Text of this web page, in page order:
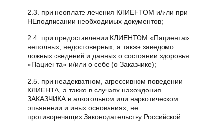
2.3. при неоплате лечения КЛИЕНТОМ и/или при
НЕподписании необходимых документов;
2.4. при предоставлении КЛИЕНТОМ «Пациента»
неполных, недостоверных, а также заведомо
ложных сведений и данных о состоянии здоровья
«Пациента» и/или о себе (о Заказчике);
2.5. при неадекватном, агрессивном поведении
КЛИЕНТА, а также в случаях нахождения
ЗАКАЗЧИКА в алкогольном или наркотическом
опьянении и иных основаниях, не
противоречащих Законодательству Российской